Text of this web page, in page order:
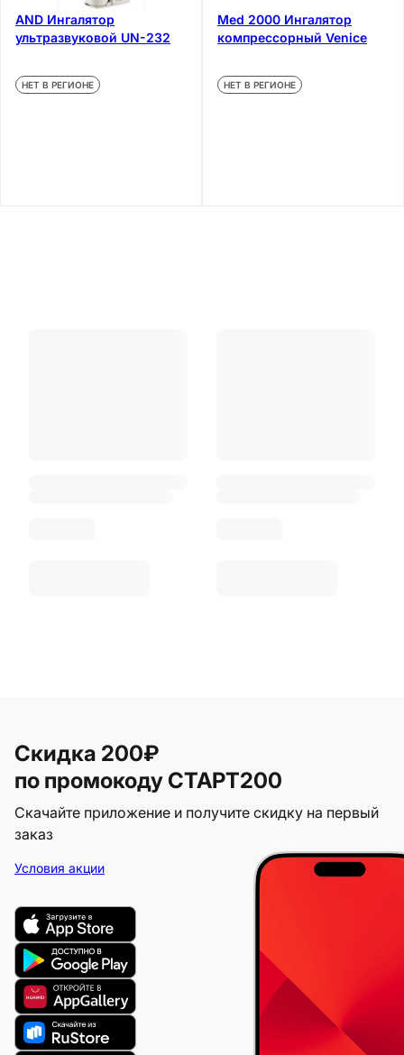
AND Ингалятор
ультразвуковой UN-232
НЕТ В РЕГИОНЕ
Med 2000 Ингалятор
компрессорный Venice
НЕТ В РЕГИОНЕ
Скидка 200₽
по промокоду СТАРТ200
Скачайте приложение и получите скидку на первый
заказ
Условия акции